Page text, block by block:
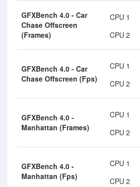
GFXBench 4.0 - Car
Chase Offscreen
(Frames)
CPU 1
CPU 2
GFXBench 4.0 - Car
Chase Offscreen (Fps)
CPU 1
CPU 2
GFXBench 4.0 -
Manhattan (Frames)
CPU 1
CPU 2
GFXBench 4.0 -
Manhattan (Fps)
CPU 1
CPU 2